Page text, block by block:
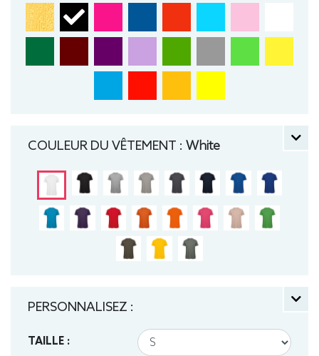
Homme, Col rond, Bio / Organic, B&C
COULEUR DU VÊTEMENT : White
PERSONNALISEZ :
TAILLE :